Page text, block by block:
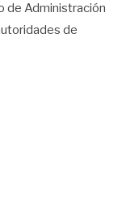
de Administración
de